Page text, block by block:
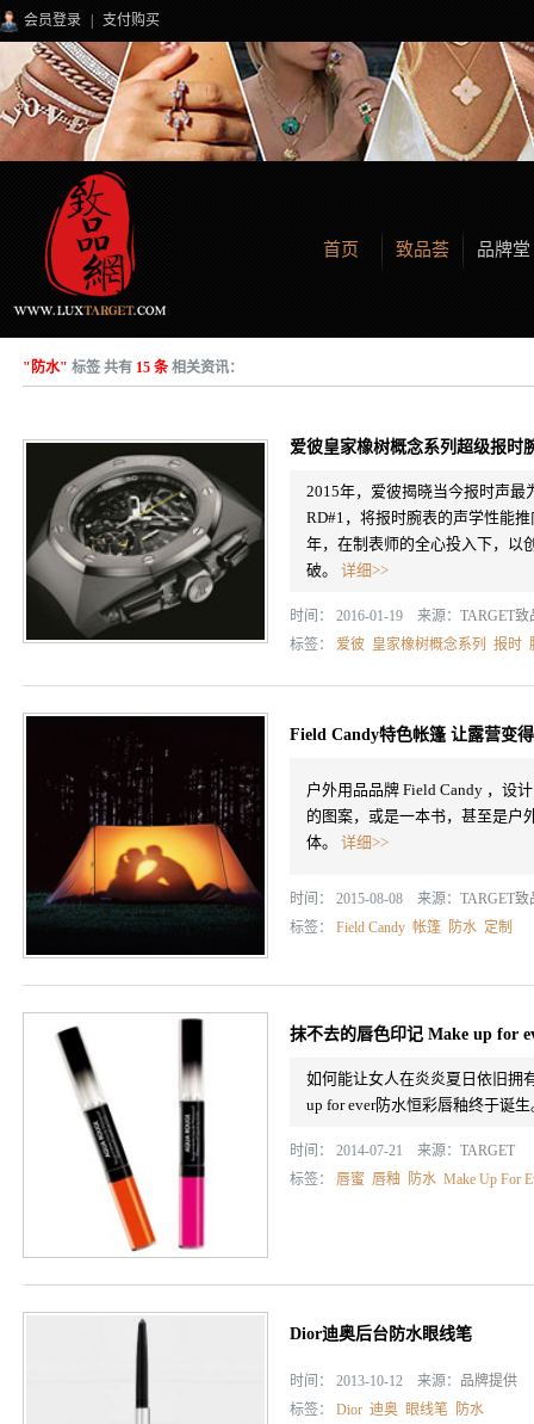
会员登录 支付购买
首页 致品荟 品牌堂
"防水" 标签 共有 15 条相关资讯：
爱彼皇家橡树概念系列超级报时
2015年，爱彼揭晓当今报时声
RD#1，将报时腕表的声学性能
年，在制表师的全心投入下，以
破。 详细>>
时间： 2016-01-19 来源： TARGET致
标签： 爱彼 皇家橡树概念系列 报时
Field Candy特色帐篷 让露营变
户外用品品牌 Field Candy ，设
的图案，或是一本书，甚至是户
体。 详细>>
时间： 2015-08-08 来源： TARGET致
标签： Field Candy 帐篷 防水 定制
抹不去的唇色印记 Make up for
如何能让女人在炎炎夏日依旧拥
up for ever防水恒彩唇釉终于诞
时间： 2014-07-21 来源： TARGET
标签： 唇蜜 唇釉 防水 Make Up For
Dior迪奥后台防水眼线笔
时间： 2013-10-12 来源： 品牌提供
标签： Dior 迪奥 眼线笔 防水